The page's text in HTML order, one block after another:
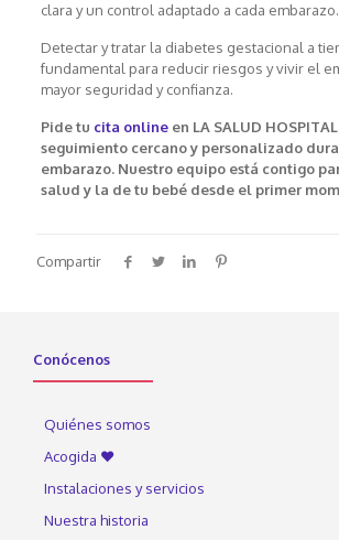
clara y un control adaptado a cada embarazo.
Detectar y tratar la diabetes gestacional a
fundamental para reducir riesgos y vivir el
mayor seguridad y confianza.
Pide tu cita onlineen LA SALUD
seguimiento cercano y personalizado
embarazo. Nuestro equipo está contigo
salud y la de tu bebé desde el primer
Compartir
Conócenos
Quiénes somos
Acogida ♥
Instalaciones y servicios
Nuestra historia